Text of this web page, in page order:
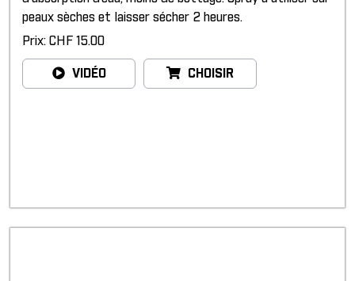
peaux sèches et laisser sécher 2 heures.
Prix: CHF 15.00
VIDÉO CHOISIR